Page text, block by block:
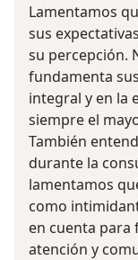
Lamentamos
sus
su percepción.
fundamenta
integral y en la
siempre el
También
durante la
lamentamos
como
en cuenta
atención y